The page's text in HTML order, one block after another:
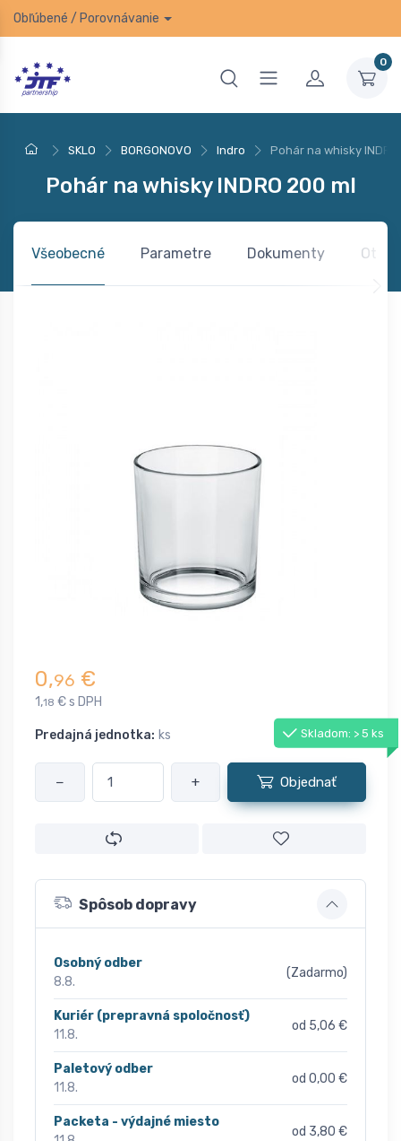
Obľúbené / Porovnávanie
0
SKLO BORGONOVO Indro Pohár na whisky
Pohár na whisky INDRO 200 ml
Všeobecné Parametre Dokumenty
0,96 €
1,18 € s DPH
Predajná jednotka: ks Skladom: > 5 ks
− + Objednať
Spôsob dopravy
Osobný odber
8.8.
(Zadarmo)
Kuriér (prepravná spoločnosť)
11.8.
od 5,06 €
Paletový odber
11.8.
od 0,00 €
Packeta - výdajné miesto
od 3,80 €